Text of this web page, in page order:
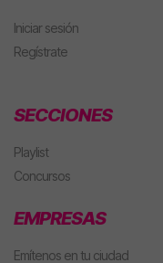
Iniciar sesión
Regístrate
SECCIONES
Playlist
Concursos
EMPRESAS
Emítenos en tu ciudad